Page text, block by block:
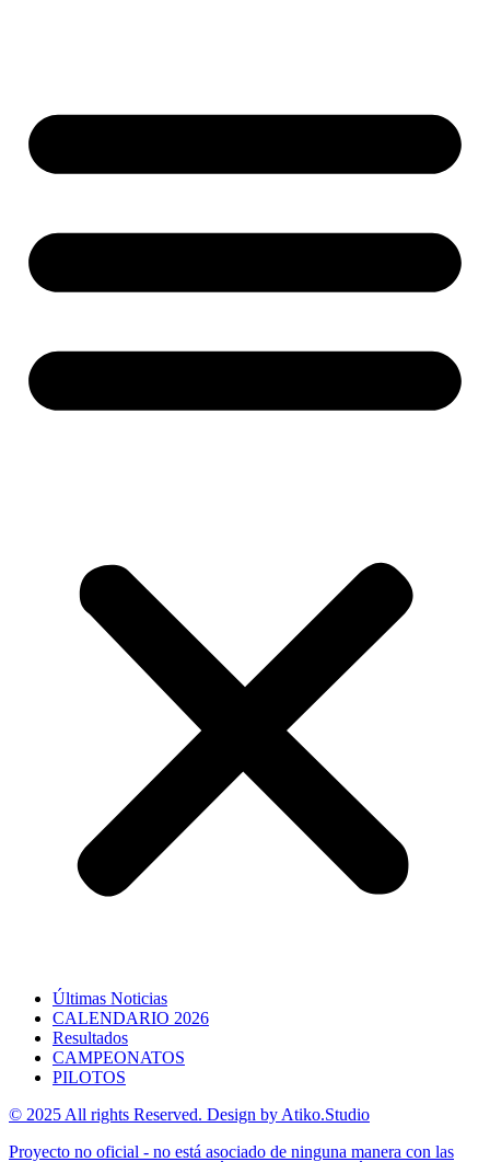
Últimas Noticias
CALENDARIO 2026
Resultados
CAMPEONATOS
PILOTOS
© 2025 All rights Reserved. Design by Atiko.Studio
Proyecto no oficial - no está asociado de ninguna manera con las